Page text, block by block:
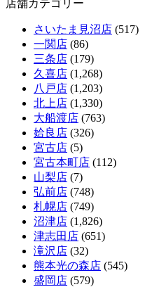
店舗カテゴリー
さいたま見沼店 (517)
一関店 (86)
三条店 (179)
久喜店 (1,268)
八戸店 (1,203)
北上店 (1,330)
大船渡店 (763)
姶良店 (326)
宮古店 (5)
宮古本町店 (112)
山梨店 (7)
弘前店 (748)
札幌店 (749)
沼津店 (1,826)
津志田店 (651)
滝沢店 (32)
熊本光の森店 (545)
盛岡店 (579)